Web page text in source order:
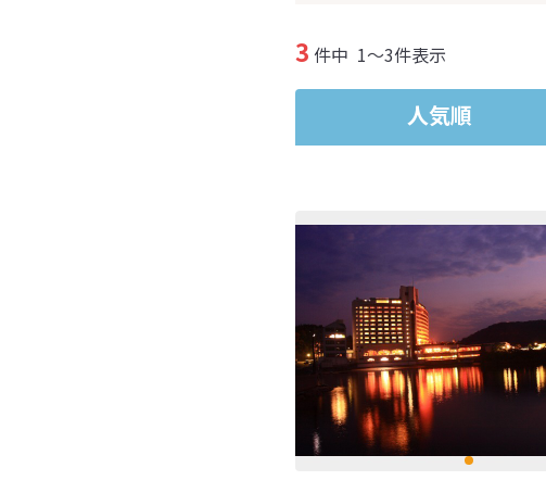
3 件中 1～3件表示
人気順